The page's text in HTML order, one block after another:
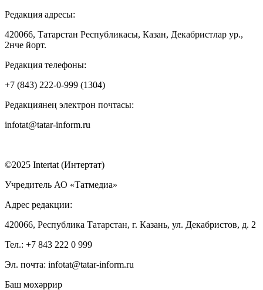
Редакция адресы:
420066, Татарстан Республикасы, Казан, Декабристлар ур.,
2нче йорт.
Редакция телефоны:
+7 (843) 222-0-999 (1304)
Редакциянең электрон почтасы:
infotat@tatar-inform.ru
©2025 Intertat (Интертат)
Учредитель АО «Татмедиа»
Адрес редакции:
420066, Республика Татарстан, г. Казань, ул. Декабристов, д. 2
Тел.: +7 843 222 0 999
Эл. почта: infotat@tatar-inform.ru
Баш мөхәррир